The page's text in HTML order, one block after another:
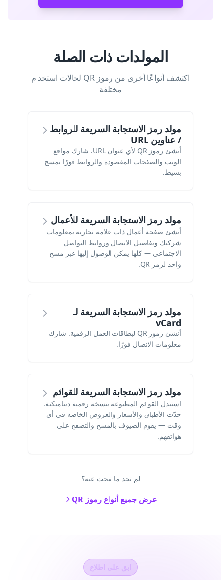
المولدات ذات الصلة
اكتشف أنواعًا أخرى من رموز QR لحالات استخدام
مختلفة
مولد رمز الاستجابة السريعة للروابط
/ عناوين URL
أنشئ رموز QR لأي عنوان URL. شارك مواقع
الويب والصفحات المقصودة والروابط فورًا بمسح
بسيط.
مولد رمز الاستجابة السريعة للأعمال
أنشئ صفحة أعمال ذات علامة تجارية بمعلومات
شركتك وتفاصيل الاتصال وروابط التواصل
الاجتماعي — كلها يمكن الوصول إليها عبر مسح
واحد لرمز QR.
مولد رمز الاستجابة السريعة لـ
vCard
أنشئ رموز QR لبطاقات العمل الرقمية. شارك
معلومات الاتصال فورًا.
مولد رمز الاستجابة السريعة للقوائم
استبدل القوائم المطبوعة بنسخة رقمية ديناميكية.
حدّث الأطباق والأسعار والعروض الخاصة في أي
وقت — يقوم الضيوف بالمسح والتصفح على
هواتفهم.
لم تجد ما تبحث عنه؟
عرض جميع أنواع رموز QR
ابق على اطلاع